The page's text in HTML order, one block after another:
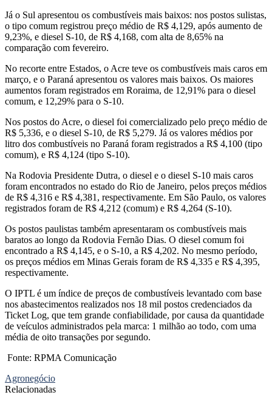
Já o Sul apresentou os combustíveis mais baixos: nos postos sulistas,
o tipo comum registrou preço médio de R$ 4,129, após aumento de
9,23%, e diesel S-10, de R$ 4,168, com alta de 8,65% na
comparação com fevereiro.
No recorte entre Estados, o Acre teve os combustíveis mais caros em
março, e o Paraná apresentou os valores mais baixos. Os maiores
aumentos foram registrados em Roraima, de 12,91% para o diesel
comum, e 12,29% para o S-10.
Nos postos do Acre, o diesel foi comercializado pelo preço médio de
R$ 5,336, e o diesel S-10, de R$ 5,279. Já os valores médios por
litro dos combustíveis no Paraná foram registrados a R$ 4,100 (tipo
comum), e R$ 4,124 (tipo S-10).
Na Rodovia Presidente Dutra, o diesel e o diesel S-10 mais caros
foram encontrados no estado do Rio de Janeiro, pelos preços médios
de R$ 4,316 e R$ 4,381, respectivamente. Em São Paulo, os valores
registrados foram de R$ 4,212 (comum) e R$ 4,264 (S-10).
Os postos paulistas também apresentaram os combustíveis mais
baratos ao longo da Rodovia Fernão Dias. O diesel comum foi
encontrado a R$ 4,145, e o S-10, a R$ 4,202. No mesmo período,
os preços médios em Minas Gerais foram de R$ 4,335 e R$ 4,395,
respectivamente.
O IPTL é um índice de preços de combustíveis levantado com base
nos abastecimentos realizados nos 18 mil postos credenciados da
Ticket Log, que tem grande confiabilidade, por causa da quantidade
de veículos administrados pela marca: 1 milhão ao todo, com uma
média de oito transações por segundo.
Fonte: RPMA Comunicação
Agronegócio
Relacionadas